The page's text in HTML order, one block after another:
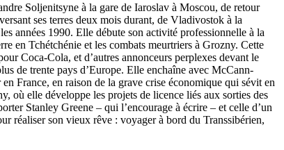
Soljenitsyne à la gare de Iaroslav à Moscou, de retour
ses terres deux mois durant, de Vladivostok à la
années 1990. Elle débute son activité professionnelle à la
en Tchétchénie et les combats meurtriers à Grozny. Cette
Coca-Cola, et d’autres annonceurs perplexes devant le
de trente pays d’Europe. Elle enchaîne avec McCann-
France, en raison de la grave crise économique qui sévit en
où elle développe les projets de licence liés aux sorties des
Stanley Greene – qui l’encourage à écrire – et celle d’un
réaliser son vieux rêve : voyager à bord du Transsibérien,